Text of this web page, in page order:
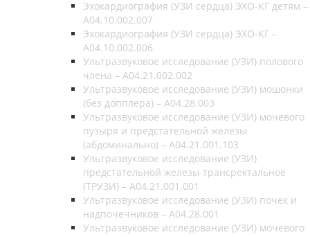
Эхокардиография (УЗИ сердца) ЭХО-КГ детям –
A04.10.002.007
Эхокардиография (УЗИ сердца) ЭХО-КГ –
A04.10.002.006
Ультразвуковое исследование (УЗИ) полового
члена – A04.21.002.002
Ультразвуковое исследование (УЗИ) мошонки
(без допплера) – A04.28.003
Ультразвуковое исследование (УЗИ) мочевого
пузыря и предстательной железы
(абдоминально) – A04.21.001.103
Ультразвуковое исследование (УЗИ)
предстательной железы трансректальное
(ТРУЗИ) – A04.21.001.001
Ультразвуковое исследование (УЗИ) почек и
надпочечников – A04.28.001
Ультразвуковое исследование (УЗИ) мочевого